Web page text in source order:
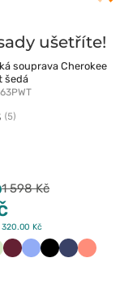
ušetříte!
souprava Cherokee
šedá
(5)
1 598 Kč
320.00 Kč
Wiśniowy
Klasyczny
CzarnyCiemnyKoralowy